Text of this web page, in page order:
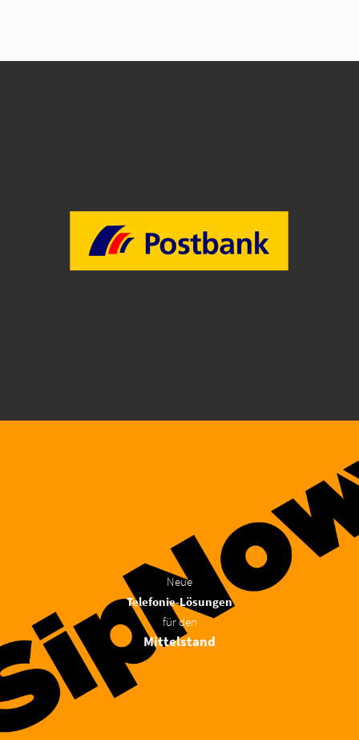
Neue
Telefonie-Lösungen
für den
Mittelstand